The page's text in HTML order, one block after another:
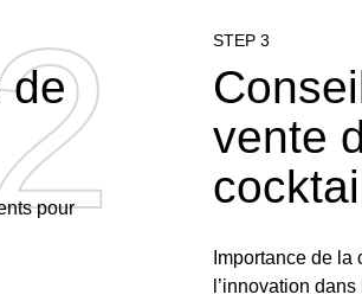
de
pour
STEP 3
vente
Importance de la
l’innovation